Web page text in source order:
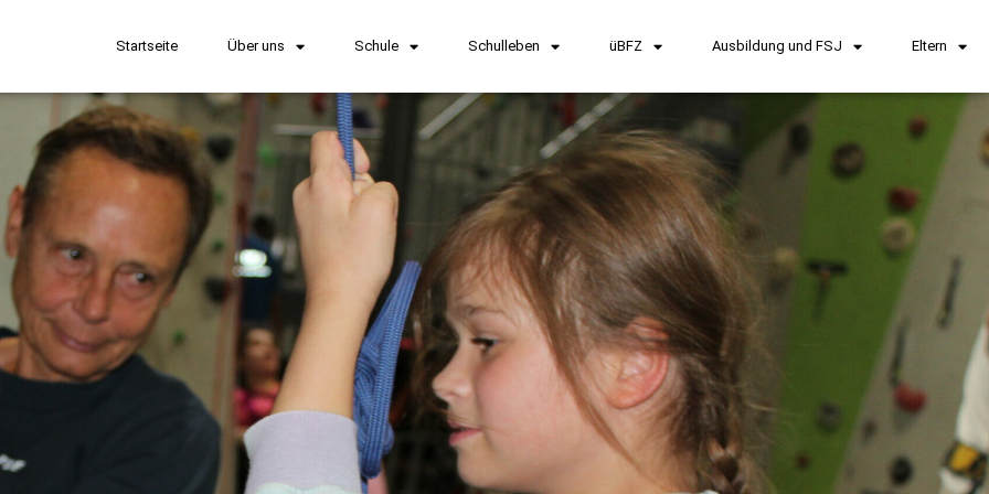
Startseite Über uns Schule Schulleben üBFZ Ausbildung und FSJ Eltern